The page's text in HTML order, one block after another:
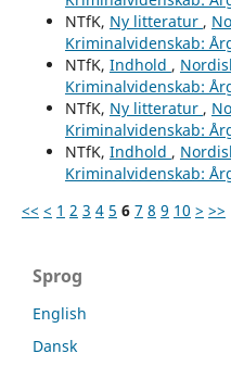
NTfK, Ny litteratur ,
Kriminalvidenskab:
NTfK, Indhold ,
Kriminalvidenskab:
NTfK, Ny litteratur ,
Kriminalvidenskab:
NTfK, Indhold ,
Kriminalvidenskab:
<< < 1 2 3 4 5 6 7 8 9 10 > >>
Sprog
English
Dansk